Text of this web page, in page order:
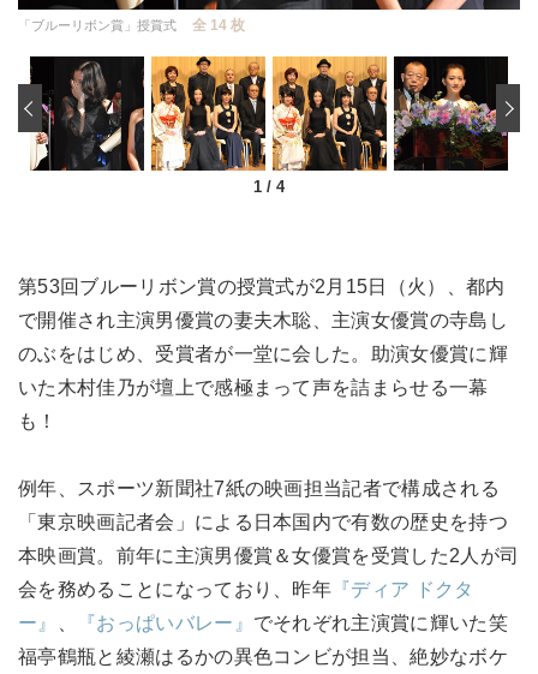
「ブルーリボン賞」授賞式 全 14 枚
1 / 4
‹
第53回ブルーリボン賞の授賞式が2月15日（火）、都内
で開催され主演男優賞の妻夫木聡、主演女優賞の寺島し
のぶをはじめ、受賞者が一堂に会した。助演女優賞に輝
いた木村佳乃が壇上で感極まって声を詰まらせる一幕
も！
例年、スポーツ新聞社7紙の映画担当記者で構成される
「東京映画記者会」による日本国内で有数の歴史を持つ
本映画賞。前年に主演男優賞＆女優賞を受賞した2人が司
会を務めることになっており、昨年 『ディア ドクタ
ー』
『おっぱいバレー』 でそれぞれ主演賞に輝いた笑
福亭鶴瓶と綾瀬はるかの異色コンビが担当、絶妙なボケ